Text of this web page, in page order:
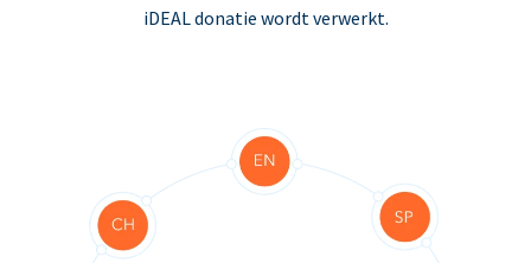
iDEAL donatie wordt verwerkt.